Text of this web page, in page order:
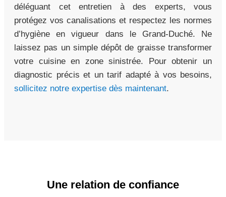
déléguant cet entretien à des experts, vous
protégez vos canalisations et respectez les normes
d’hygiène en vigueur dans le Grand-Duché. Ne
laissez pas un simple dépôt de graisse transformer
votre cuisine en zone sinistrée. Pour obtenir un
diagnostic précis et un tarif adapté à vos besoins,
sollicitez notre expertise dès maintenant.
Une relation de confiance